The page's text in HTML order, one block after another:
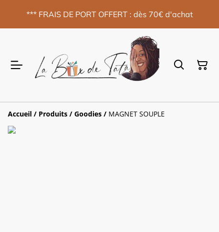
*** FRAIS DE PORT OFFERT : dès 70€ d'achat
Accueil / Produits / Goodies / MAGNET SOUPLE